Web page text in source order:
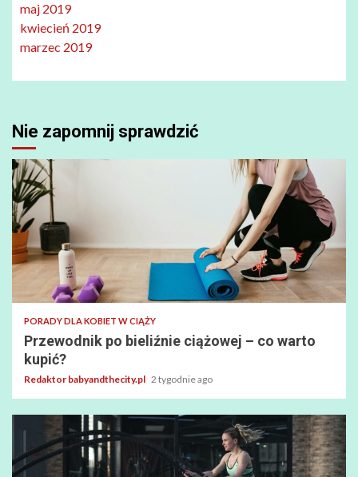
maj 2019
kwiecień 2019
marzec 2019
Nie zapomnij sprawdzić
PORADY DLA KOBIET W CIĄŻY
Przewodnik po bieliźnie ciążowej – co warto
kupić?
Redaktor babyandthecity.pl 2 tygodnie ago